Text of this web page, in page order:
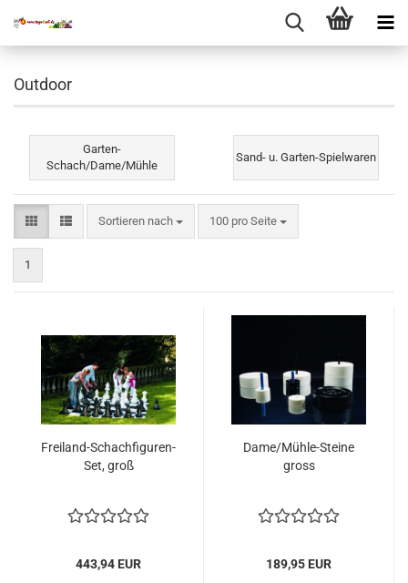
Outdoor
Garten-
Schach/Dame/Mühle
Sand- u. Garten-Spielwaren
Sortieren nach
Sortieren nach 100 pro Seite
pro Seite
1
Freiland-Schachfiguren-
Set, groß
443,94 EUR
Dame/Mühle-Steine
gross
189,95 EUR